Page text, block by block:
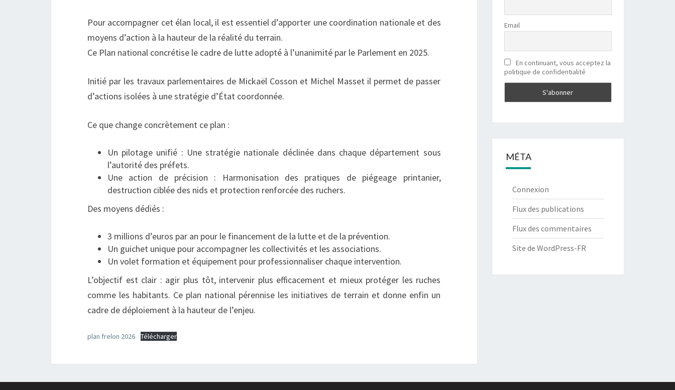
Pour accompagner cet élan local, il est essentiel d’apporter une coordination nationale et des
moyens d’action à la hauteur de la réalité du terrain.
Ce Plan national concrétise le cadre de lutte adopté à l’unanimité par le Parlement en 2025.
Initié par les travaux parlementaires de Mickaël Cosson et Michel Masset il permet de passer
d’actions isolées à une stratégie d’État coordonnée.
Ce que change concrètement ce plan :
Un pilotage unifié : Une stratégie nationale déclinée dans chaque département sous
l’autorité des préfets.
Une action de précision : Harmonisation des pratiques de piégeage printanier,
destruction ciblée des nids et protection renforcée des ruchers.
Des moyens dédiés :
3 millions d’euros par an pour le financement de la lutte et de la prévention.
Un guichet unique pour accompagner les collectivités et les associations.
Un volet formation et équipement pour professionnaliser chaque intervention.
L’objectif est clair : agir plus tôt, intervenir plus efficacement et mieux protéger les ruches
comme les habitants. Ce plan national pérennise les initiatives de terrain et donne enfin un
cadre de déploiement à la hauteur de l’enjeu.
plan frelon 2026 Télécharger
Email
En continuant, vous acceptez la
politique de confidentialité
MÉTA
Connexion
Flux des publications
Flux des commentaires
Site de WordPress-FR